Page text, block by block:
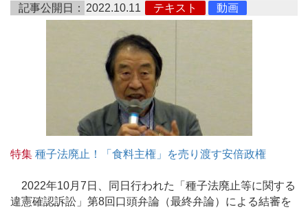
記事公開日： 2022.10.11 テキスト 動画
特集 種子法廃止！「食料主権」を売り渡す安倍政権
2022年10月7日、同日行われた「種子法廃止等に関する
違憲確認訴訟」第8回口頭弁論（最終弁論）による結審を